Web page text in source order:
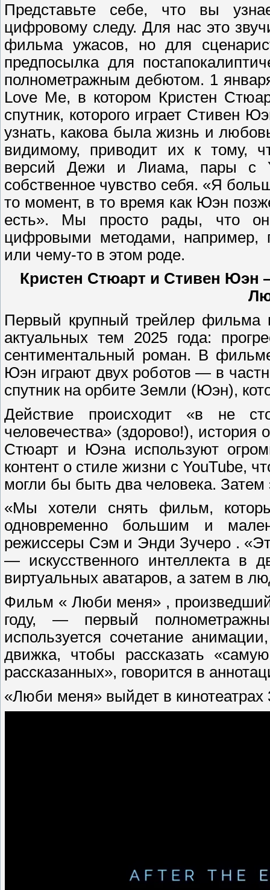
Представьте себе, что вы
цифровому следу. Для нас это
фильма ужасов, но для
предпосылка для
полнометражным дебютом. 1
Love Me, в котором Кристен
спутник, которого играет Стивен
узнать, какова была жизнь и
видимому, приводит их к тому,
версий Дежи и Лиама, пары с
собственное чувство себя. «Я
то момент, в то время как Юэн
есть». Мы просто рады, что
цифровыми методами, например,
или чему-то в этом роде.
Кристен Стюарт и Стивен Юэн
Первый крупный трейлер фильма
актуальных тем 2025 года:
сентиментальный роман. В
Юэн играют двух роботов — в
спутник на орбите Земли (Юэн),
Действие происходит «в не
человечества» (здорово!),
Стюарт и Юэна используют
контент о стиле жизни с YouTube,
могли бы быть два человека.
«Мы хотели снять фильм,
одновременно большим и
режиссеры Сэм и Энди Зучеро .
— искусственного интеллекта в
виртуальных аватаров, а затем в
Фильм « Люби меня» ,
году, — первый
используется сочетание
движка, чтобы рассказать
рассказанных», говорится в
«Люби меня» выйдет в